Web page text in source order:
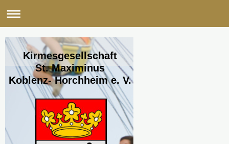
Kirmesgesellschaft
St. Maximinus
Koblenz- Horchheim e. V.